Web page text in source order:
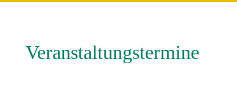
Veranstaltungstermine